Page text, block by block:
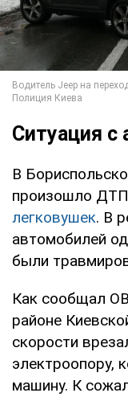
Ситуация с
В
произошло ДТП
легковушек. В
автомобилей
были
Как сообщал
районе
скорости
электроопору,
машину. К